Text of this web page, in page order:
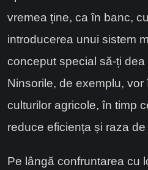
vremea ține, ca în banc,
introducerea unui sistem
conceput special să-ți
Ninsorile, de exemplu,
culturilor agricole, în timp
reduce eficiența și raza
Pe lângă confruntarea cu